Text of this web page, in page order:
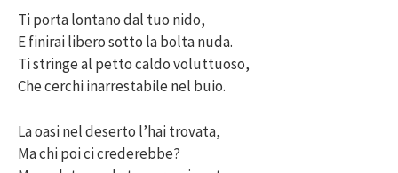
Ti porta lontano dal tuo nido,
E finirai libero sotto la bolta nuda.
Ti stringe al petto caldo voluttuoso,
Che cerchi inarrestabile nel buio.
La oasi nel deserto l’hai trovata,
Ma chi poi ci crederebbe?